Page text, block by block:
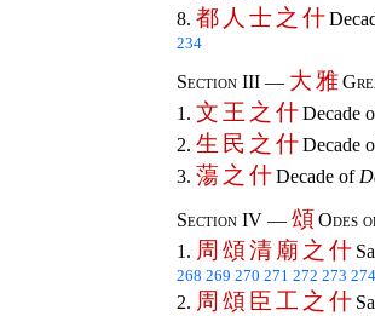
8. 都 人 士 之 什
234
Section III — 大 雅
1. 文 王 之 什Decade
2. 生 民 之 什Decade
3. 蕩 之 什Decade of
Section IV — 頌Odes
1. 周 頌清 廟 之 什
268 269 270 271 272 273 274
2. 周 頌 臣 工 之 什